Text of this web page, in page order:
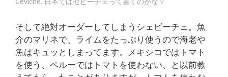
そして絶対オーダーしてしまうシェビーチェ。魚
介のマリネで、ライムをたっぷり使うので海老や
魚はキュッとしまってます。メキシコではトマト
を使う、ペルーではトマトを使わない、と以前教